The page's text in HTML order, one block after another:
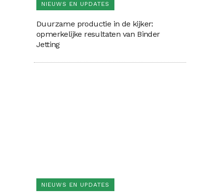
NIEUWS EN UPDATES
Duurzame productie in de kijker:
opmerkelijke resultaten van Binder
Jetting
NIEUWS EN UPDATES